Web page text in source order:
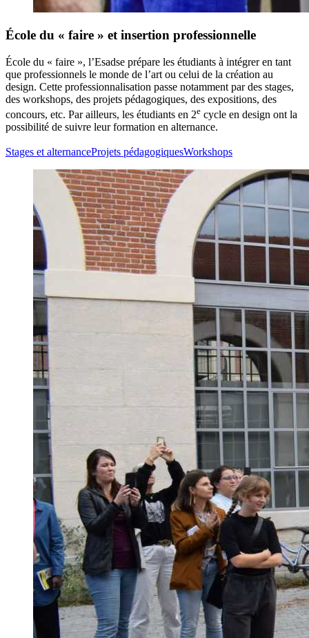
École du « faire » et insertion professionnelle
École du « faire », l’Esadse prépare les étudiants à intégrer en tant
que professionnels le monde de l’art ou celui de la création au
design. Cette professionnalisation passe notamment par des stages,
des workshops, des projets pédagogiques, des expositions, des
concours, etc. Par ailleurs, les étudiants en 2e cycle en design ont la
possibilité de suivre leur formation en alternance.
Stages et alternanceProjets pédagogiquesWorkshops